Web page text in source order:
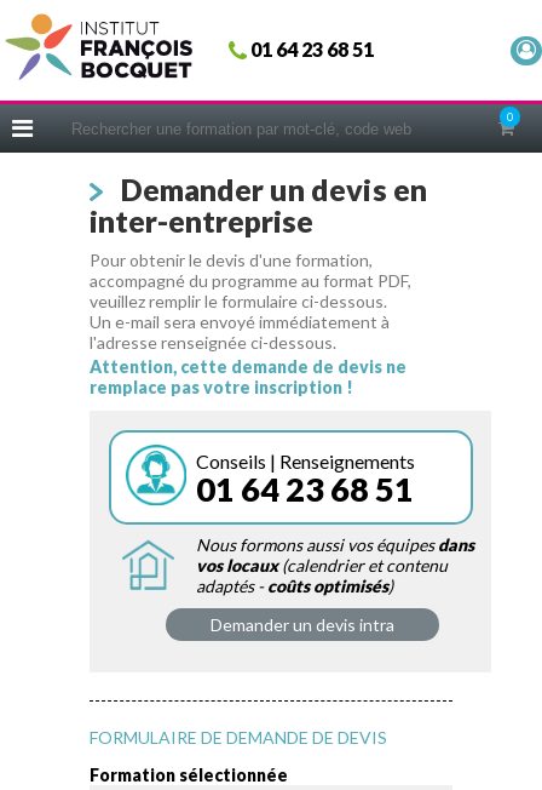
01 64 23 68 51
0
Fermer
ACCUEIL
CERIFICATIONS
INTRAS | SUR-MESURE
COACHING
EN PRATIQUE
NOUS CONNAÎTRE
CONSEILS MICRO-COACHING
WEBINAIRES
QUESTIONNAIRE GRATUIT
Demander un devis en
inter-entreprise
Pour obtenir le devis d'une formation,
accompagné du programme au format PDF,
veuillez remplir le formulaire ci-dessous.
Un e-mail sera envoyé immédiatement à
l'adresse renseignée ci-dessous.
Attention, cette demande de devis ne
remplace pas votre inscription !
Conseils | Renseignements
01 64 23 68 51
Nous formons aussi vos équipesdans
vos locaux(calendrier et contenu
adaptés -coûts optimisés)
Demander un devis intra
FORMULAIRE DE DEMANDE DE DEVIS
Formation sélectionnée